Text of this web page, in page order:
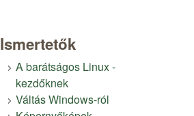
Ismertetők
A barátságos Linux -
kezdőknek
Váltás Windows-ról